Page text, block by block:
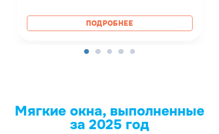
ПОДРОБНЕЕ
Мягкие окна, выполненные
за 2025 год